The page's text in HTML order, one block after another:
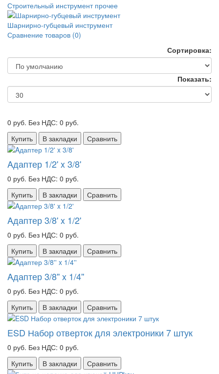
Строительный инструмент прочее
Шарнирно-губцевый инструмент
Сравнение товаров (0)
Сортировка:
Показать:
0 руб. Без НДС: 0 руб.
Купить
В закладки Сравнить
Aдаптер 1/2' x 3/8'
0 руб. Без НДС: 0 руб.
Купить
В закладки Сравнить
Aдаптер 3/8' x 1/2'
0 руб. Без НДС: 0 руб.
Купить
В закладки Сравнить
Aдаптер 3/8'' x 1/4''
0 руб. Без НДС: 0 руб.
Купить
В закладки Сравнить
ESD Набор отверток для электроники 7 штук
0 руб. Без НДС: 0 руб.
Купить
В закладки Сравнить